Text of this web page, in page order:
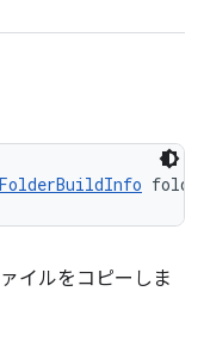
イルをコピーしま